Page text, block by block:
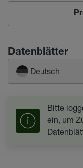
Datenblätter
Deutsch
Bitte
ein, um